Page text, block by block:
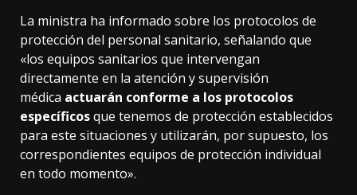
La ministra ha informado sobre los protocolos de
protección del personal sanitario, señalando que
«los equipos sanitarios que intervengan
directamente en la atención y supervisión
médica actuarán conforme a los protocolos
específicosque tenemos de protección establecidos
para este situaciones y utilizarán, por supuesto, los
correspondientes equipos de protección individual
en todo momento».